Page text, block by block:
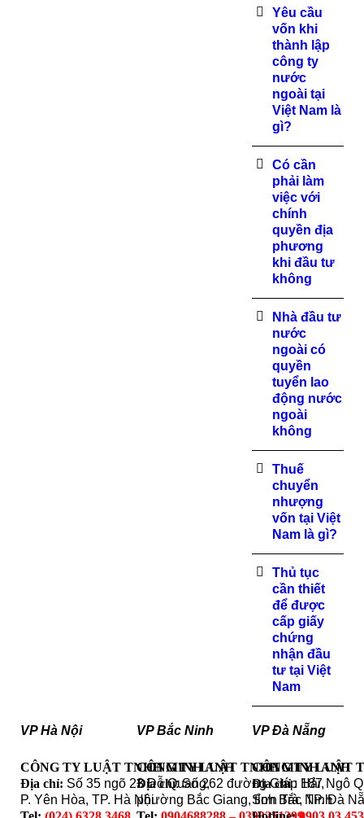
Yêu cầu
vốn khi
thành lập
công ty
nước
ngoài tại
Việt Nam là
gì?
Có cần
phải làm
việc với
chính
quyền địa
phương
khi đầu tư
không
Nhà đầu tư
nước
ngoài có
quyền
tuyển lao
động nước
ngoài
không
Thuế
chuyển
nhượng
vốn tại Việt
Nam là gì?
Thủ tục
cần thiết
để được
cấp giấy
chứng
nhận đầu
tư tại Việt
Nam
VP Hà Nội
CÔNG TY LUẬT TNHH MINH ANH
Địa chỉ: Số 35 ngõ 23 Đỗ Quang,
P. Yên Hòa, TP. Hà Nội
VP Bắc Ninh
CÔNG TY LUẬT TNHH MINH ANH
Địa chỉ: Số 262 đường Giáp Hải,
phường Bắc Giang, tỉnh Bắc Ninh
VP Đà Nẵng
CÔNG TY LUẬT
Địa chỉ: 187 Ngô
Sơn Trà, TP. Đà